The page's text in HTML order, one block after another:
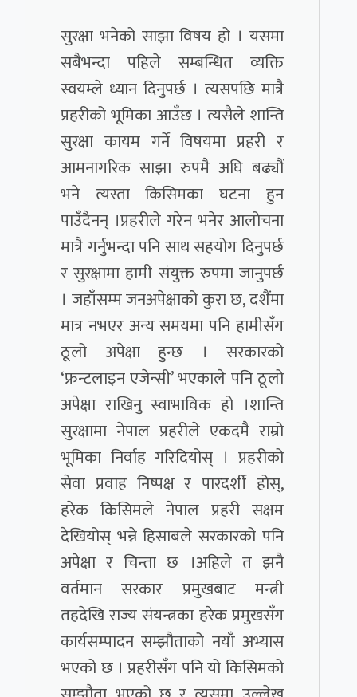
सुरक्षा भनेको साझा विषय हो । यसमा
सबैभन्दा पहिले सम्बन्धित व्यक्ति
स्वयम्ले ध्यान दिनुपर्छ । त्यसपछि मात्रै
प्रहरीको भूमिका आउँछ । त्यसैले शान्ति
सुरक्षा कायम गर्ने विषयमा प्रहरी र
आमनागरिक साझा रुपमै अघि बढ्यौं
भने त्यस्ता किसिमका घटना हुन
पाउँदैनन् ।प्रहरीले गरेन भनेर आलोचना
मात्रै गर्नुभन्दा पनि साथ सहयोग दिनुपर्छ
र सुरक्षामा हामी संयुक्त रुपमा जानुपर्छ
। जहाँसम्म जनअपेक्षाको कुरा छ, दशैंमा
मात्र नभएर अन्य समयमा पनि हामीसँग
ठूलो अपेक्षा हुन्छ । सरकारको
‘फ्रन्टलाइन एजेन्सी’ भएकाले पनि ठूलो
अपेक्षा राखिनु स्वाभाविक हो ।शान्ति
सुरक्षामा नेपाल प्रहरीले एकदमै राम्रो
भूमिका निर्वाह गरिदियोस् । प्रहरीको
सेवा प्रवाह निष्पक्ष र पारदर्शी होस्,
हरेक किसिमले नेपाल प्रहरी सक्षम
देखियोस् भन्ने हिसाबले सरकारको पनि
अपेक्षा र चिन्ता छ ।अहिले त झनै
वर्तमान सरकार प्रमुखबाट मन्त्री
तहदेखि राज्य संयन्त्रका हरेक प्रमुखसँग
कार्यसम्पादन सम्झौताको नयाँ अभ्यास
भएको छ । प्रहरीसँग पनि यो किसिमको